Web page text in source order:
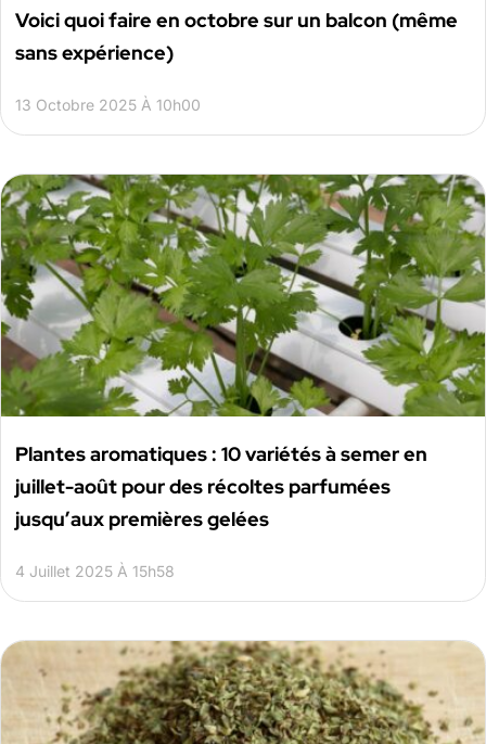
Voici quoi faire en octobre sur un balcon (même
sans expérience)
13 Octobre 2025 À 10h00
Plantes aromatiques : 10 variétés à semer en
juillet-août pour des récoltes parfumées
jusqu’aux premières gelées
4 Juillet 2025 À 15h58